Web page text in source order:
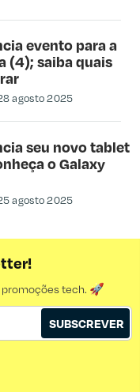
evento para a
(4); saiba quais
agosto 2025
seu novo tablet
o Galaxy
agosto 2025
promoções tech. 🚀
SUBSCREVER